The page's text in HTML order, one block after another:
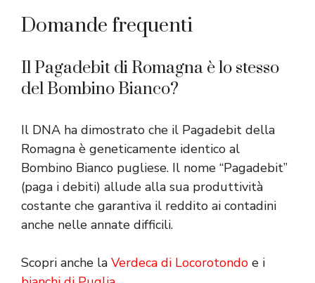
Domande frequenti
Il Pagadebit di Romagna è lo stesso
del Bombino Bianco?
Il DNA ha dimostrato che il Pagadebit della
Romagna è geneticamente identico al
Bombino Bianco pugliese. Il nome “Pagadebit”
(paga i debiti) allude alla sua produttività
costante che garantiva il reddito ai contadini
anche nelle annate difficili.
Scopri anche la Verdeca di Locorotondo e i